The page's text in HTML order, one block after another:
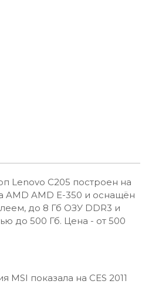
Lenovo C205 построен на
AMD AMD E-350 и оснащён
до 8 Гб ОЗУ DDR3 и
до 500 Гб. Цена - от 500
MSI показала на CES 2011